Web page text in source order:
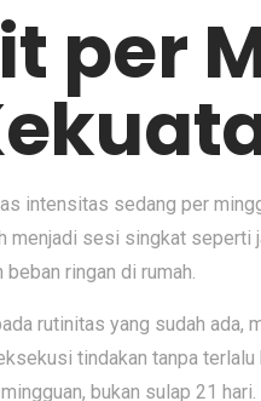
per
intensitas sedang per
menjadi sesi singkat
ringan di rumah.
rutinitas yang sudah ada,
tindakan tanpa
bukan sulap 21 hari.